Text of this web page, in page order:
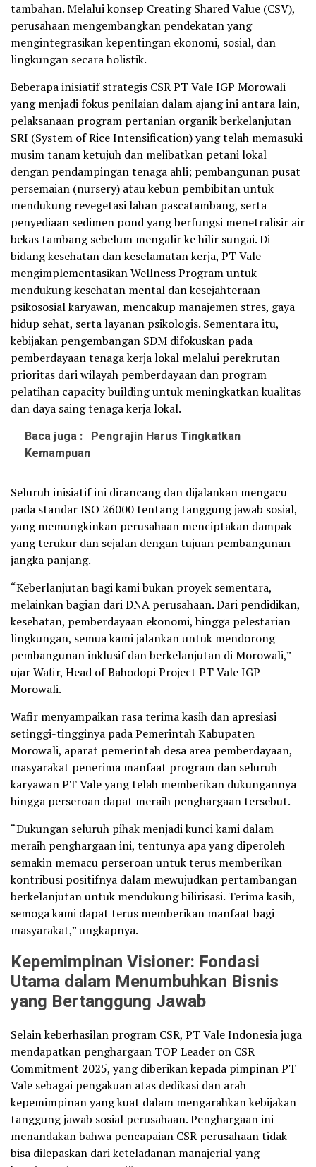
tambahan. Melalui konsep Creating Shared Value (CSV),
perusahaan mengembangkan pendekatan yang
mengintegrasikan kepentingan ekonomi, sosial, dan
lingkungan secara holistik.
Beberapa inisiatif strategis CSR PT Vale IGP Morowali
yang menjadi fokus penilaian dalam ajang ini antara lain,
pelaksanaan program pertanian organik berkelanjutan
SRI (System of Rice Intensification) yang telah memasuki
musim tanam ketujuh dan melibatkan petani lokal
dengan pendampingan tenaga ahli; pembangunan pusat
persemaian (nursery) atau kebun pembibitan untuk
mendukung revegetasi lahan pascatambang, serta
penyediaan sedimen pond yang berfungsi menetralisir air
bekas tambang sebelum mengalir ke hilir sungai. Di
bidang kesehatan dan keselamatan kerja, PT Vale
mengimplementasikan Wellness Program untuk
mendukung kesehatan mental dan kesejahteraan
psikososial karyawan, mencakup manajemen stres, gaya
hidup sehat, serta layanan psikologis. Sementara itu,
kebijakan pengembangan SDM difokuskan pada
pemberdayaan tenaga kerja lokal melalui perekrutan
prioritas dari wilayah pemberdayaan dan program
pelatihan capacity building untuk meningkatkan kualitas
dan daya saing tenaga kerja lokal.
Baca juga : Pengrajin Harus Tingkatkan
Kemampuan
Seluruh inisiatif ini dirancang dan dijalankan mengacu
pada standar ISO 26000 tentang tanggung jawab sosial,
yang memungkinkan perusahaan menciptakan dampak
yang terukur dan sejalan dengan tujuan pembangunan
jangka panjang.
“Keberlanjutan bagi kami bukan proyek sementara,
melainkan bagian dari DNA perusahaan. Dari pendidikan,
kesehatan, pemberdayaan ekonomi, hingga pelestarian
lingkungan, semua kami jalankan untuk mendorong
pembangunan inklusif dan berkelanjutan di Morowali,”
ujar Wafir, Head of Bahodopi Project PT Vale IGP
Morowali.
Wafir menyampaikan rasa terima kasih dan apresiasi
setinggi-tingginya pada Pemerintah Kabupaten
Morowali, aparat pemerintah desa area pemberdayaan,
masyarakat penerima manfaat program dan seluruh
karyawan PT Vale yang telah memberikan dukungannya
hingga perseroan dapat meraih penghargaan tersebut.
“Dukungan seluruh pihak menjadi kunci kami dalam
meraih penghargaan ini, tentunya apa yang diperoleh
semakin memacu perseroan untuk terus memberikan
kontribusi positifnya dalam mewujudkan pertambangan
berkelanjutan untuk mendukung hilirisasi. Terima kasih,
semoga kami dapat terus memberikan manfaat bagi
masyarakat,” ungkapnya.
Kepemimpinan Visioner: Fondasi
Utama dalam Menumbuhkan Bisnis
yang Bertanggung Jawab
Selain keberhasilan program CSR, PT Vale Indonesia juga
mendapatkan penghargaan TOP Leader on CSR
Commitment 2025, yang diberikan kepada pimpinan PT
Vale sebagai pengakuan atas dedikasi dan arah
kepemimpinan yang kuat dalam mengarahkan kebijakan
tanggung jawab sosial perusahaan. Penghargaan ini
menandakan bahwa pencapaian CSR perusahaan tidak
bisa dilepaskan dari keteladanan manajerial yang